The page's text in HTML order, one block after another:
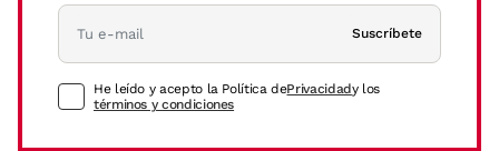
Suscríbete
He leído y acepto la Política dePrivacidady los
términos y condiciones